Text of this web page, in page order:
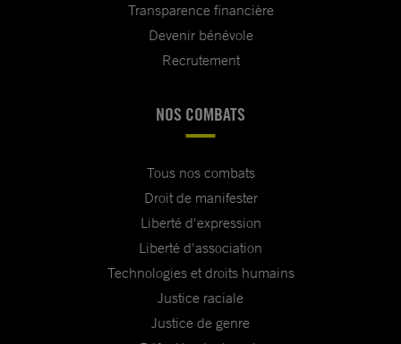
Transparence financière
Devenir bénévole
Recrutement
NOS COMBATS
Tous nos combats
Droit de manifester
Liberté d'expression
Liberté d'association
Technologies et droits humains
Justice raciale
Justice de genre